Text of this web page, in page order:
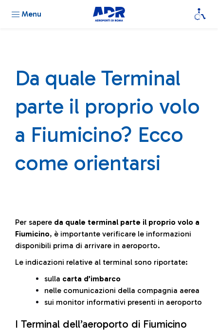
Menu
Da quale Terminal
parte il proprio volo
a Fiumicino? Ecco
come orientarsi
Per sapere da quale terminal parte il proprio volo a
Fiumicino, è importante verificare le informazioni
disponibili prima di arrivare in aeroporto.
Le indicazioni relative al terminal sono riportate:
sulla carta d’imbarco
nelle comunicazioni della compagnia aerea
sui monitor informativi presenti in aeroporto
I Terminal dell’aeroporto di Fiumicino